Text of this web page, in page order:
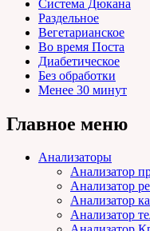
Система Дюкана
Раздельное
Вегетарианское
Во время Поста
Диабетическое
Без обработки
Менее 30 минут
Главное меню
Анализаторы
Анализатор
Анализатор
Анализатор
Анализатор